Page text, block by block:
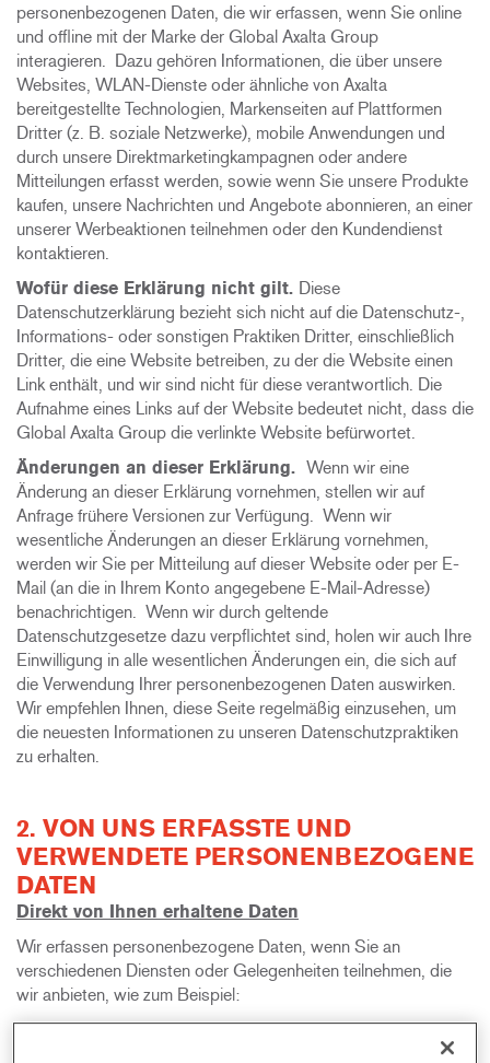
personenbezogenen Daten, die wir erfassen, wenn Sie online
und offline mit der Marke der Global Axalta Group
interagieren. Dazu gehören Informationen, die über unsere
Websites, WLAN-Dienste oder ähnliche von Axalta
bereitgestellte Technologien, Markenseiten auf Plattformen
Dritter (z. B. soziale Netzwerke), mobile Anwendungen und
durch unsere Direktmarketingkampagnen oder andere
Mitteilungen erfasst werden, sowie wenn Sie unsere Produkte
kaufen, unsere Nachrichten und Angebote abonnieren, an einer
unserer Werbeaktionen teilnehmen oder den Kundendienst
kontaktieren.
Wofür diese Erklärung nicht gilt. Diese
Datenschutzerklärung bezieht sich nicht auf die Datenschutz-,
Informations- oder sonstigen Praktiken Dritter, einschließlich
Dritter, die eine Website betreiben, zu der die Website einen
Link enthält, und wir sind nicht für diese verantwortlich. Die
Aufnahme eines Links auf der Website bedeutet nicht, dass die
Global Axalta Group die verlinkte Website befürwortet.
Änderungen an dieser Erklärung. Wenn wir eine
Änderung an dieser Erklärung vornehmen, stellen wir auf
Anfrage frühere Versionen zur Verfügung. Wenn wir
wesentliche Änderungen an dieser Erklärung vornehmen,
werden wir Sie per Mitteilung auf dieser Website oder per E-
Mail (an die in Ihrem Konto angegebene E-Mail-Adresse)
benachrichtigen. Wenn wir durch geltende
Datenschutzgesetze dazu verpflichtet sind, holen wir auch Ihre
Einwilligung in alle wesentlichen Änderungen ein, die sich auf
die Verwendung Ihrer personenbezogenen Daten auswirken.
Wir empfehlen Ihnen, diese Seite regelmäßig einzusehen, um
die neuesten Informationen zu unseren Datenschutzpraktiken
zu erhalten.
2. VON UNS ERFASSTE UND
VERWENDETE PERSONENBEZOGENE
DATEN
Direkt von Ihnen erhaltene Daten
Wir erfassen personenbezogene Daten, wenn Sie an
verschiedenen Diensten oder Gelegenheiten teilnehmen, die
wir anbieten, wie zum Beispiel:
Bestellungen und Anfragen:Wir erfassen